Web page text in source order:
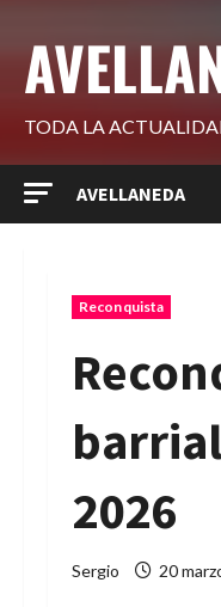
contenido
TODA LA
AVELLANEDA
Reconquista
2026
Sergio 20